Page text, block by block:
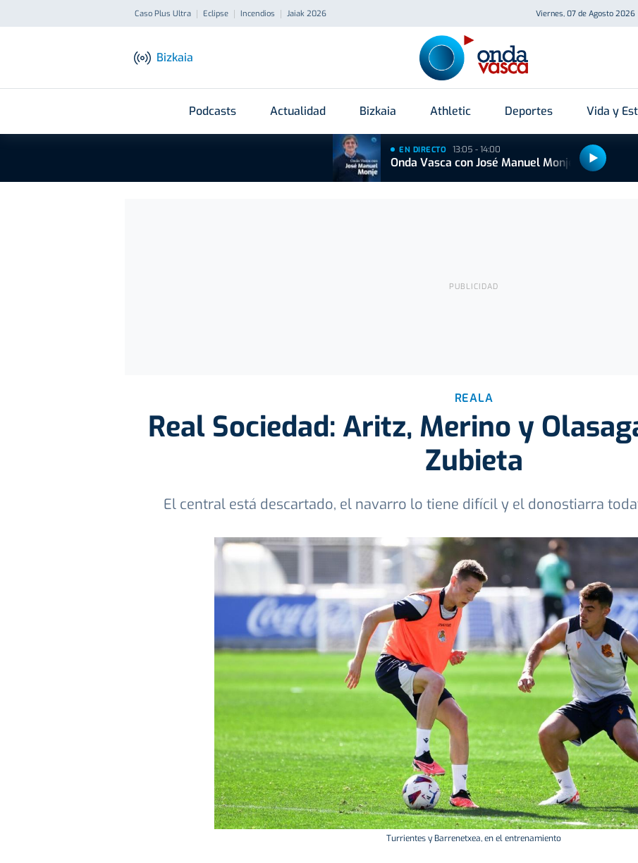
Caso Plus Ultra Eclipse Incendios Jaiak 2026 Viernes, 07 de Agosto 2026
Bizkaia
Podcasts Actualidad Bizkaia Athletic Deportes Vida y
EN DIRECTO 13:05 - 14:00
Onda Vasca con José Manuel Monje
REALA
Real Sociedad: Aritz, Merino y
Zubieta
El central está descartado, el navarro lo tiene difícil y el donostiarra
Turrientes y Barrenetxea, en el entrenamiento